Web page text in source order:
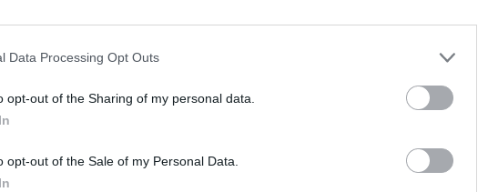
Data Processing Opt Outs
opt-out of the Sharing of my personal data.
opt-out of the Sale of my Personal Data.
els